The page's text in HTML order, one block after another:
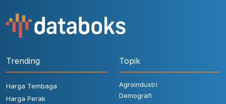
Trending
Harga Tembaga
Harga Perak
Topik
Agroindustri
Demografi